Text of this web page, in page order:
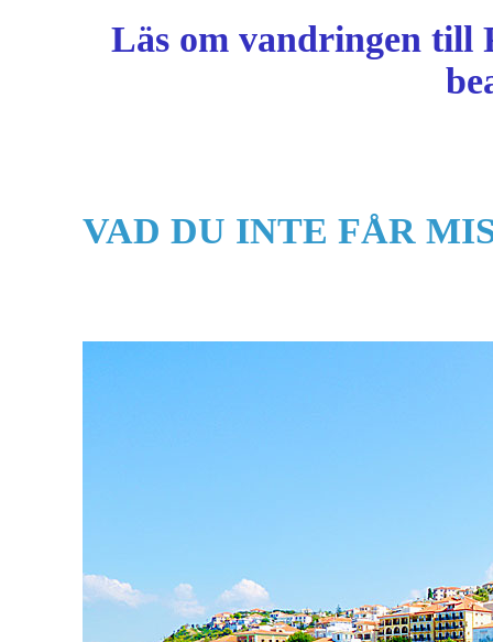
Läs om vandringen till
VAD DU INTE FÅR